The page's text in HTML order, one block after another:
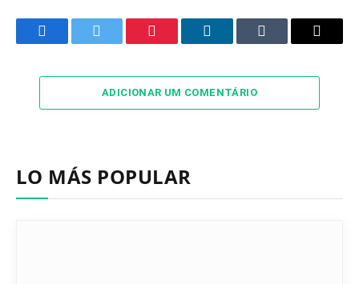
FacebookTwitter Pinterest LinkedInTumblr Email
ADICIONAR UM COMENTÁRIO
LO MÁS POPULAR